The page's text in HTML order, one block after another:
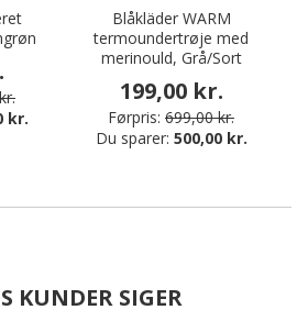
kr.
Blåkläder WARM
termoundertrøje med
merinould, Grå/Sort
199,00 kr.
Førpris: 699,00 kr.
Du sparer: 500,00 kr.
KUNDER SIGER